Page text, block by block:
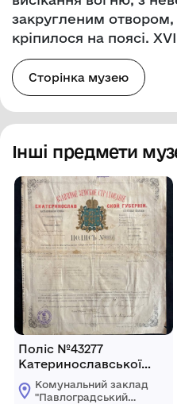
закругленим
кріпилося на поясі.
Сторінка музею
Інші предмети
Поліс №43277
Катеринославської
Земської Управи
виданий міщанину
Комунальний заклад
"Павлоградський